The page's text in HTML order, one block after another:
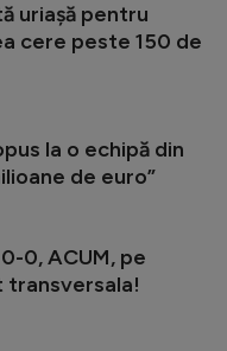
uriașă pentru
cere peste 150 de
la o echipă din
de euro”
0, ACUM, pe
transversala!